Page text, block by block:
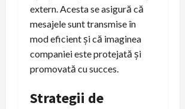
extern. Acesta se asigură că
mesajele sunt transmise în
mod eficient și că imaginea
companiei este protejată și
promovată cu succes.
Strategii de